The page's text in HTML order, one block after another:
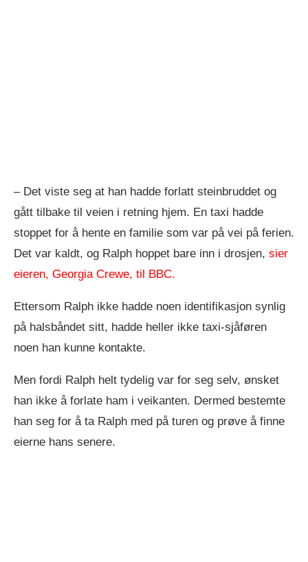
– Det viste seg at han hadde forlatt steinbruddet og
gått tilbake til veien i retning hjem. En taxi hadde
stoppet for å hente en familie som var på vei på ferien.
Det var kaldt, og Ralph hoppet bare inn i drosjen, sier
eieren, Georgia Crewe, til BBC.
Ettersom Ralph ikke hadde noen identifikasjon synlig
på halsbåndet sitt, hadde heller ikke taxi-sjåføren
noen han kunne kontakte.
Men fordi Ralph helt tydelig var for seg selv, ønsket
han ikke å forlate ham i veikanten. Dermed bestemte
han seg for å ta Ralph med på turen og prøve å finne
eierne hans senere.